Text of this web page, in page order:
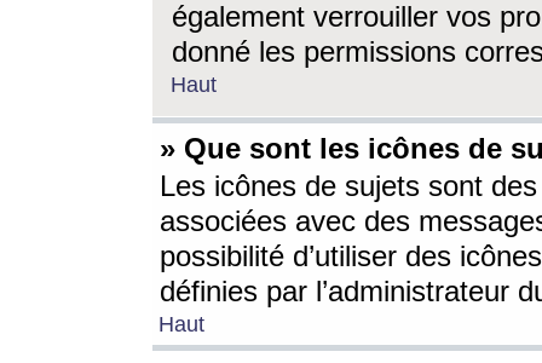
également verrouiller vos
donné les permissions
Haut
» Que sont les icônes de
Les icônes de sujets sont
associées avec des
possibilité d’utiliser des
définies par l’administrateur
Haut